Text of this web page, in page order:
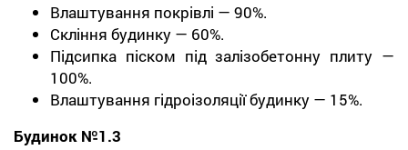
Влаштування покрівлі — 90%.
Скління будинку — 60%.
Підсипка піском під залізобетонну плиту —
100%.
Влаштування гідроізоляції будинку — 15%.
Будинок №1.3